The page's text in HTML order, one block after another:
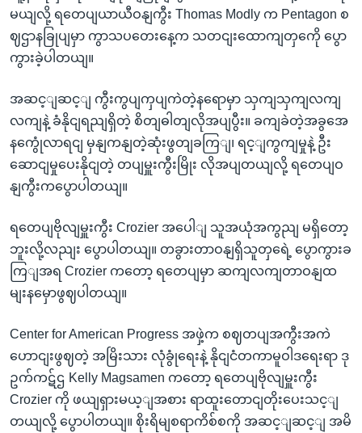
မယျလို့ ရတေပျယာယီဝနျကွီး Thomas Modly က Pentagon စ
ဈဌာနခြုပျမှာ ကွာသပတေးနေ့က သတငျးထောကျတှကေို ပွော
ကွားခဲ့ပါတယျ။
အဆင့ျဆင့ျ ကွီးကွပျကှပျကဲတဲ့နရောမှာ သှကျသှကျလကျ
လကျနဲ့ ခံနိုငျရညျရှိတဲ့ စိတျဓါတျလိုအပျပွီး။ ခကျခဲတဲ့အခွအေ
နကွေုံလာရငျ မှနျကနျတဲ့ဆုံးဖွတျခကြျ၊ ရင့ျကွကျမှုနဲ့ ဦး
ဆောငျမှုပေးနိုငျတဲ့ တပျမှူးကွီးမြိုး လိုအပျတယျလို့ ရတေပျဝ
နျကွီးကပွောပါတယျ။
ရတေပျဗိုလျမှူးကွီး Crozier အပေါျ သူအယုံအကွညျ မရှိတော့
ဘူးလို့လညျး ပွောပါတယျ။ တခွားတာဝနျရှိသူတှရေဲ့ ပွောကွားခ
ကြျအရ Crozier ကတော့ ရတေပျမှာ ဆကျလကျတာဝနျထ
မျးနမှောဖွဈပါတယျ။
Center for American Progress အဖှဲ့က စဈတပျအကွီးအကဲ
ဟောငျးဖွဈတဲ့ အမြိးသား လုံခွုံရေးနဲ့ နိုငျငံတကာမူဝါဒရေးရာ ဒု
ဥက်ကဋ်ဌ Kelly Magsamen ကတော့ ရတေပျဗိုလျမှူးကွီး
Crozier ကို ဖယျရှားမယ့ျအစား ရာထူးတောငျတိုးပေးသင့ျ
တယျလို့ ပွောပါတယျ။ စိုးရိမျစရာကိစ်စကို အဆင့ျဆင့ျ အမိ